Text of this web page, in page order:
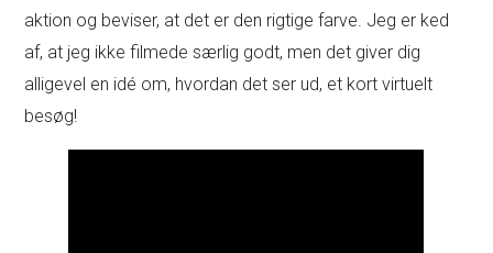
aktion og beviser, at det er den rigtige farve. Jeg er ked
af, at jeg ikke filmede særlig godt, men det giver dig
alligevel en idé om, hvordan det ser ud, et kort virtuelt
besøg!